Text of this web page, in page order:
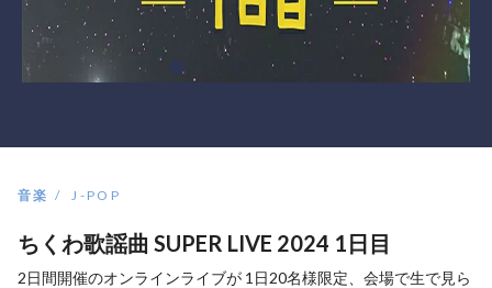
音楽 J-POP
ちくわ歌謡曲 SUPER LIVE 2024 1日目
2日間開催のオンラインライブが 1日20名様限定、会場で生で見ら